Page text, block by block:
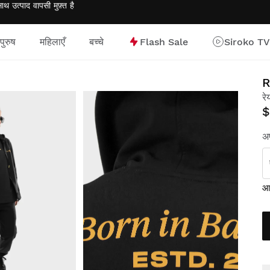
उत्पाद वापसी मुफ़्त है
पुरुष महिलाएँ बच्चे Flash Sale Siroko TV